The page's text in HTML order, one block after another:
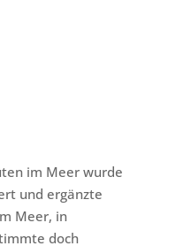
im Meer wurde
und ergänzte
Meer, in
doch